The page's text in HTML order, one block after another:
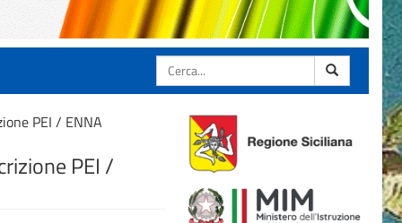
Cerca
PEI / ENNA
PEI /